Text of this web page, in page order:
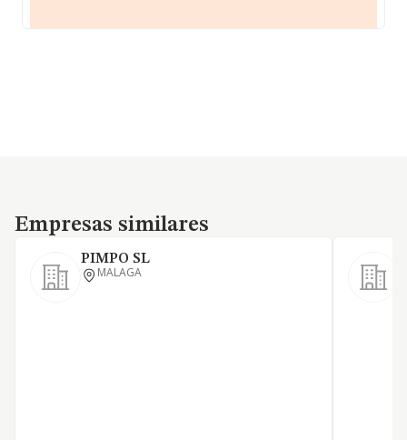
Empresas similares
Empresas similares
PIMPO SL
MALAGA